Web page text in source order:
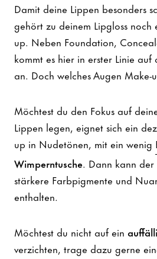
Damit deine Lippen besonders
gehört zu deinem Lipgloss noch
up. Neben Foundation,
kommt es hier in erster Linie auf
an. Doch welches Augen Make-
Möchtest du den Fokus auf
Lippen legen, eignet sich ein
up in Nudetönen, mit ein wenig
Wimperntusche. Dann kann der
stärkere Farbpigmente und
enthalten.
Möchtest du nicht auf ein
verzichten, trage dazu gerne